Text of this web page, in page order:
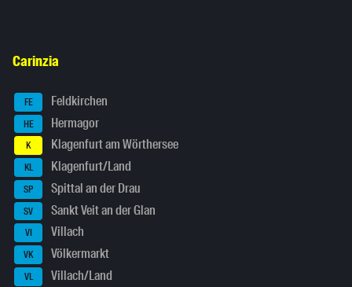
Carinzia
FE Feldkirchen
HE Hermagor
K Klagenfurt am Wörthersee
KL Klagenfurt/Land
SP Spittal an der Drau
SV Sankt Veit an der Glan
VI Villach
VK Völkermarkt
VL Villach/Land